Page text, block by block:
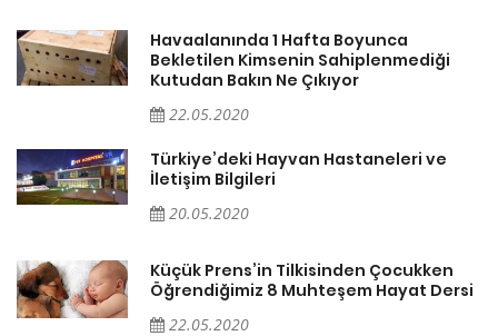
Havaalanında 1 Hafta Boyunca
Bekletilen Kimsenin Sahiplenmediği
Kutudan Bakın Ne Çıkıyor
22.05.2020
Türkiye’deki Hayvan Hastaneleri ve
İletişim Bilgileri
20.05.2020
Küçük Prens’in Tilkisinden Çocukken
Öğrendiğimiz 8 Muhteşem Hayat Dersi
22.05.2020